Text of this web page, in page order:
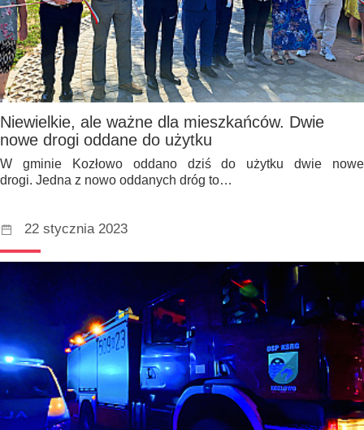
Niewielkie, ale ważne dla mieszkańców. Dwie
nowe drogi oddane do użytku
W gminie Kozłowo oddano dziś do użytku dwie nowe
drogi. Jedna z nowo oddanych dróg to…
22 stycznia 2023